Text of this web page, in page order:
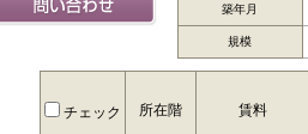
築年月
規模
チェック 所在階 賃料